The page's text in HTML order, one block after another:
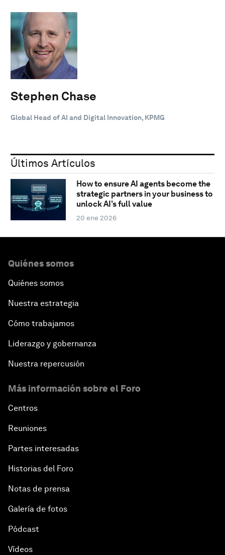
Stephen Chase
Global Head of AI and Digital Innovation, KPMG
Últimos Artículos
How to ensure AI agents become the
strategic partners in your business to
unlock AI’s full value
20 ene 2026
Quiénes somos
Quiénes somos
Nuestra estrategia
Cómo trabajamos
Liderazgo y gobernanza
Nuestra repercusión
Más información sobre el Foro
Centros
Reuniones
Partes interesadas
Historias del Foro
Notas de prensa
Galería de fotos
Pódcast
Vídeos